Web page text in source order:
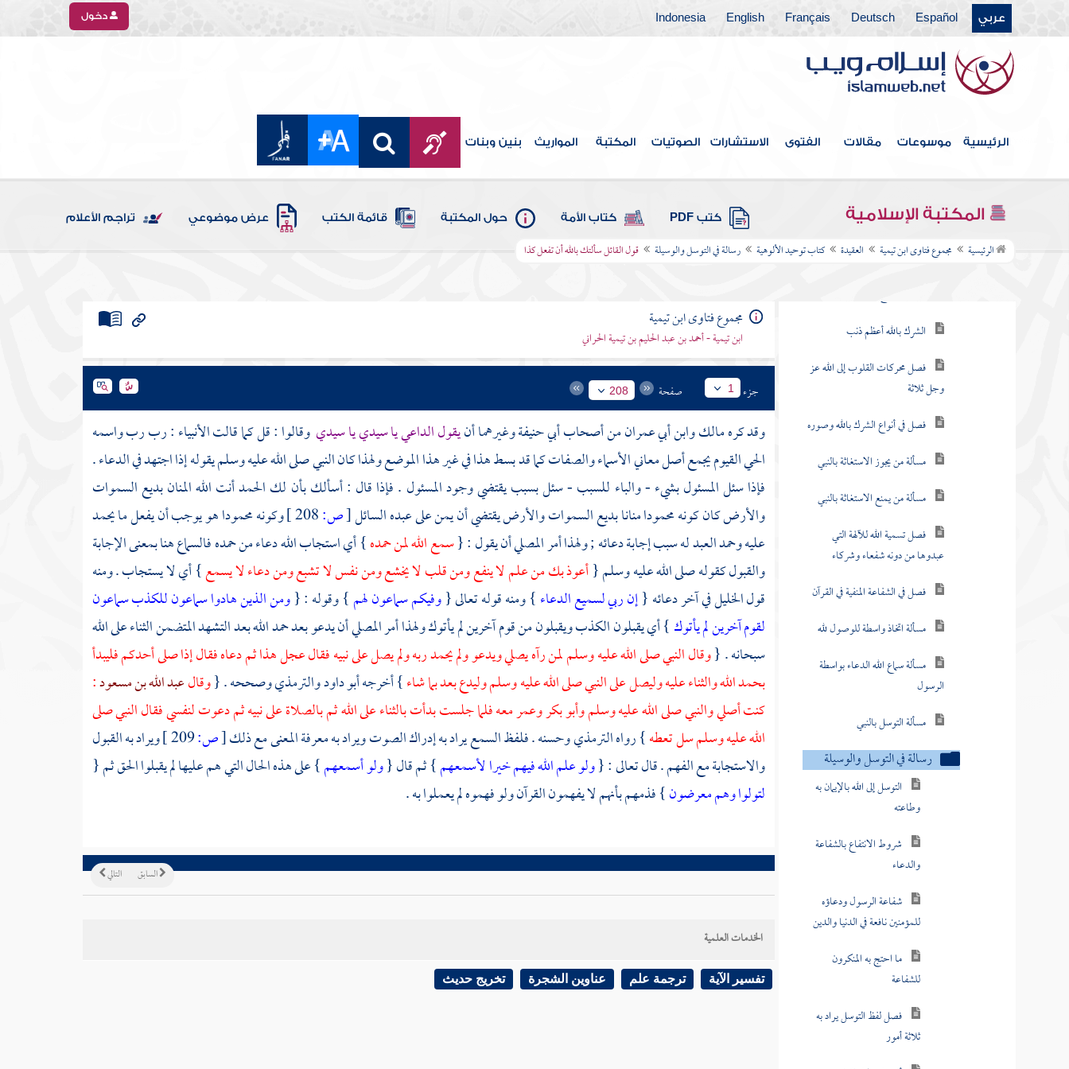
عربي Español
Deutsch
Français
English
Indonesia دخول
الرئيسية موسوعات مقالات الفتوى الاستشارات الصوتيات المكتبة المواريث بنين وبنات
المكتبة الإسلامية كتب PDF كتاب الأمة حول المكتبة قائمة الكتب عرض موضوعي تراجم الأعلام
الرئيسية مجموع فتاوى ابن تيمية العقيدة كتاب توحيد الألوهية رسالة في التوسل والوسيلة قول القائل سألتك بالله أن تفعل كذا
أصناف المشركين
الاستغاثة والاستشفاع
بالملائكة والأنبياء
زيارة قبور المسلمين على
أعظم أسباب ضلال
المشركين
دين الإسلام مبني على
أصلين
المواضع التي يجوز فيها
حكم سؤال الحي للميت
الفرق بين ما شرعه الله
لعباده وما لم يشرعه
لفظ الوسيلة والتوسل فيه
إجمال واشتباه
التوسل بالنبي والتوجه به
معان
المحترمة أو بما يعتقد حرمته
الحلف بالأنبياء
قول القائل سألتك بالله
أن تفعل كذا
قال السائل لغيره أسأل
بالله
السؤال بالأعمال الصالحة
سأل الله بإيمانه بمحمد
ومحبته له
السؤال بحق فلان
الفرق بين الخالق
مجموع فتاوى ابن تيمية
ابن تيمية - أحمد بن عبد الحليم بن تيمية الحراني
جزء 1 صفحة 208
وقد كرهمالكوابن أبي عمرانمن أصحابأبي حنيفةوغيرهما أنيقول الداعي يا سيدي يا سيدي وقالوا : قل كما قالت الأنبياء : رب رب واسمه
الحي القيوم يجمع أصل معاني الأسماء والصفات كما قد بسط هذا في غير هذا الموضع ولهذا كان النبي صلى الله عليه وسلم يقوله إذا اجتهد في الدعاء .
فإذا سئل المسئول بشيء - والباء للسبب - سئل بسبب يقتضي وجود المسئول . فإذا قال : أسألك بأن لك الحمد أنت الله المنان بديع السموات
والأرض كان كونه محمودا منانا بديع السموات والأرض يقتضي أن يمن على عبده السائل[ص:
وكونه محمودا هو يوجب أن يفعل ما يحمد
عليه وحمد العبد له سبب إجابة دعائه ; ولهذا أمر المصلي أن يقول : {سمع الله لمن حمده} أي استجاب الله دعاء من حمده فالسماع هنا بمعنى الإجابة
والقبول كقوله صلى الله عليه وسلم {أعوذ بك من علم لا ينفع ومن قلب لا يخشع ومن نفس لا تشبع ومن دعاء لا يسمع} أي لا يستجاب . ومنه
قولالخليلفي آخر دعائه {إن ربي لسميع الدعاء} ومنه قوله تعالى {وفيكم سماعون لهم} وقوله : {ومن الذين هادوا سماعون للكذب سماعون
لقوم آخرين لم يأتوك} أي يقبلون الكذب ويقبلون من قوم آخرين لم يأتوك ولهذا أمر المصلي أن يدعو بعد حمد الله بعد التشهد المتضمن الثناء على الله
سبحانه . {وقال النبي صلى الله عليه وسلم لمن رآه يصلي ويدعو ولم يحمد ربه ولم يصل على نبيه فقال عجل هذا ثم دعاه فقال إذا صلى أحدكم فليبدأ
بحمد الله والثناء عليه وليصل على النبي صلى الله عليه وسلم وليدع بعد بما شاء} أخرجهأبو داودوالترمذيوصححه . {وقالعبد الله بن مسعود:
كنت أصلي والنبي صلى الله عليه وسلموأبو بكروعمرمعه فلما جلست بدأت بالثناء على الله ثم بالصلاة على نبيه ثم دعوت لنفسي فقال النبي صلى
الله عليه وسلم سل تعطه} رواهالترمذيوحسنه . فلفظ السمع يراد به إدراك الصوت ويراد به معرفة المعنى مع ذلك[ص:209 ]
ويراد به القبول
والاستجابة مع الفهم . قال تعالى : {ولو علم الله فيهم خيرا لأسمعهم} ثم قال {ولو أسمعهم} على هذه الحال التي هم عليها لم يقبلوا الحق ثم {
لتولوا وهم معرضون} فذمهم بأنهم لا يفهمون القرآن ولو فهموه لم يعملوا به .
التالي السابق
الخدمات العلمية
تفسير الآية ترجمة علم عناوين الشجرة تخريج حديث